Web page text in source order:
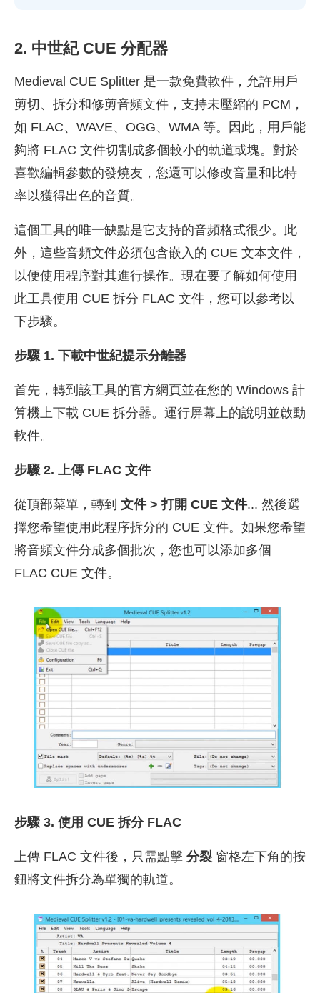
2. 中世紀 CUE 分配器
Medieval CUE Splitter 是一款免費軟件，允許用戶
剪切、拆分和修剪音頻文件，支持未壓縮的 PCM，
如 FLAC、WAVE、OGG、WMA 等。因此，用戶能
夠將 FLAC 文件切割成多個較小的軌道或塊。對於
喜歡編輯參數的發燒友，您還可以修改音量和比特
率以獲得出色的音質。
這個工具的唯一缺點是它支持的音頻格式很少。此
外，這些音頻文件必須包含嵌入的 CUE 文本文件，
以便使用程序對其進行操作。現在要了解如何使用
此工具使用 CUE 拆分 FLAC 文件，您可以參考以
下步驟。
步驟 1. 下載中世紀提示分離器
首先，轉到該工具的官方網頁並在您的 Windows 計
算機上下載 CUE 拆分器。運行屏幕上的說明並啟動
軟件。
步驟 2. 上傳 FLAC 文件
從頂部菜單，轉到 文件 > 打開 CUE 文件... 然後選
擇您希望使用此程序拆分的 CUE 文件。如果您希望
將音頻文件分成多個批次，您也可以添加多個
FLAC CUE 文件。
步驟 3. 使用 CUE 拆分 FLAC
上傳 FLAC 文件後，只需點擊 分裂 窗格左下角的按
鈕將文件拆分為單獨的軌道。